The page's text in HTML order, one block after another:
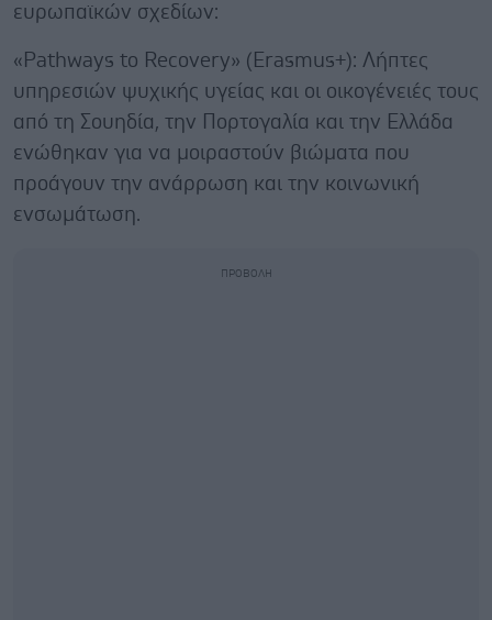
ευρωπαϊκών σχεδίων:
«Pathways to Recovery» (Erasmus+): Λήπτες
υπηρεσιών ψυχικής υγείας και οι οικογένειές τους
από τη Σουηδία, την Πορτογαλία και την Ελλάδα
ενώθηκαν για να μοιραστούν βιώματα που
προάγουν την ανάρρωση και την κοινωνική
ενσωμάτωση.